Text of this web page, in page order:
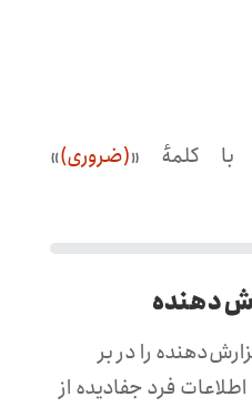
کلمهٔ «(ضروری)»
را در بر
فرد جفادیده از